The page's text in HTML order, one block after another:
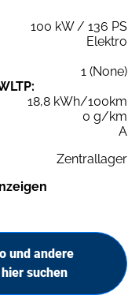
100 kW / 136 PS
Elektro
1 (None)
18,8 kWh/100km
0 g/km
A
Zentrallager
und andere
suchen